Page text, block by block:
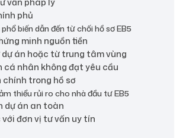
phủ
biến dẫn đến từ chối hồ sơ EB5
minh nguồn tiền
dự án hoặc từ trung tâm vùng
cá nhân không đạt yêu cầu
chính trong hồ sơ
thiểu rủi ro cho nhà đầu tư EB5
dự án an toàn
đơn vị tư vấn uy tín